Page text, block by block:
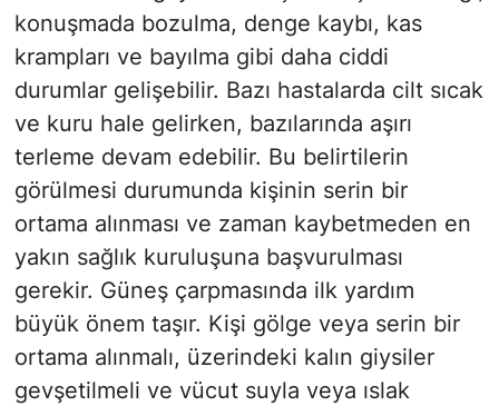
konuşmada bozulma, denge kaybı, kas
krampları ve bayılma gibi daha ciddi
durumlar gelişebilir. Bazı hastalarda cilt sıcak
ve kuru hale gelirken, bazılarında aşırı
terleme devam edebilir. Bu belirtilerin
görülmesi durumunda kişinin serin bir
ortama alınması ve zaman kaybetmeden en
yakın sağlık kuruluşuna başvurulması
gerekir. Güneş çarpmasında ilk yardım
büyük önem taşır. Kişi gölge veya serin bir
ortama alınmalı, üzerindeki kalın giysiler
gevşetilmeli ve vücut suyla veya ıslak